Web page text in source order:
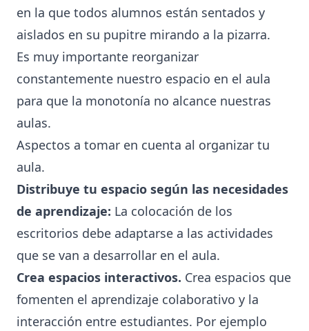
en la que todos alumnos están sentados y
aislados en su pupitre mirando a la pizarra.
Es muy importante reorganizar
constantemente nuestro espacio en el aula
para que la monotonía no alcance nuestras
aulas.
Aspectos a tomar en cuenta al organizar tu
aula.
Distribuye tu espacio según las necesidades
de aprendizaje: La colocación de los
escritorios debe adaptarse a las actividades
que se van a desarrollar en el aula.
Crea espacios interactivos. Crea espacios que
fomenten el aprendizaje colaborativo y la
interacción entre estudiantes. Por ejemplo